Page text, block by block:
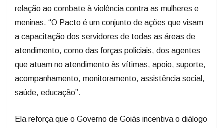
relação ao combate à violência contra as mulheres e
meninas. “O Pacto é um conjunto de ações que visam
a capacitação dos servidores de todas as áreas de
atendimento, como das forças policiais, dos agentes
que atuam no atendimento às vítimas, apoio, suporte,
acompanhamento, monitoramento, assistência social,
saúde, educação”.
Ela reforça que o Governo de Goiás incentiva o diálogo